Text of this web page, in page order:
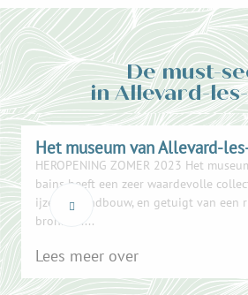
De must-
in Allevard-
Het museum van Allevard-
HEROPENING ZOMER 2023 Het
bains heeft een zeer waardevolle
ijzer en landbouw, en getuigt van een
bronnen....
Lees meer over